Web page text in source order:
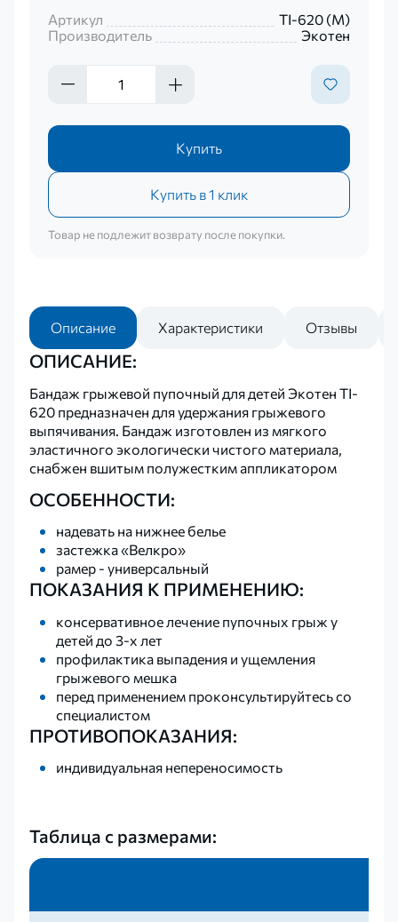
Артикул
TI-620 (М)
Производитель
Экотен
Купить
Купить в 1 клик
Товар не подлежит возврату после покупки.
Описание Характеристики Отзывы
ОПИСАНИЕ:
Бандаж грыжевой пупочный для детей Экотен TI-
620 предназначен для удержания грыжевого
выпячивания. Бандаж изготовлен из мягкого
эластичного экологически чистого материала,
снабжен вшитым полужестким аппликатором
ОСОБЕННОСТИ:
надевать на нижнее белье
застежка «Велкро»
рамер - универсальный
ПОКАЗАНИЯ К ПРИМЕНЕНИЮ:
консервативное лечение пупочных грыж у
детей до 3-х лет
профилактика выпадения и ущемления
грыжевого мешка
перед применением проконсультируйтесь со
специалистом
ПРОТИВОПОКАЗАНИЯ:
индивидуальная непереносимость
Таблица с размерами: